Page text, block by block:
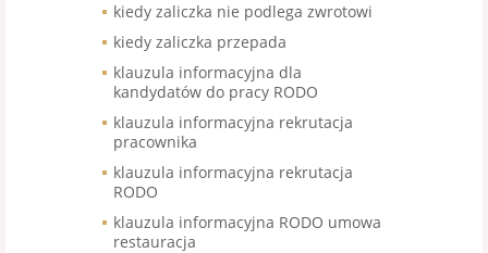
kiedy zaliczka nie podlega zwrotowi
kiedy zaliczka przepada
klauzula informacyjna dla
kandydatów do pracy RODO
klauzula informacyjna rekrutacja
pracownika
klauzula informacyjna rekrutacja
RODO
klauzula informacyjna RODO umowa
restauracja